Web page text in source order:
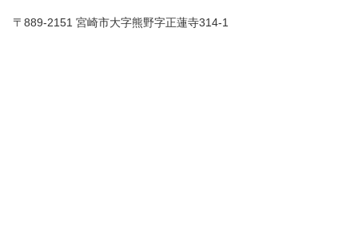
〒889-2151 宮崎市大字熊野字正蓮寺314-1